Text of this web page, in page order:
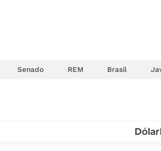
Senado REM Brasil
Dólar